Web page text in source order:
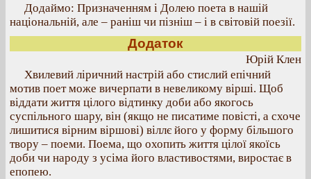
Додаймо: Призначенням і Долею поета в нашій
національній, але – раніш чи пізніш – і в світовій поезії.
Додаток
Юрій Клен
Хвилевий ліричний настрій або стислий епічний
мотив поет може вичерпати в невеликому вірші. Щоб
віддати життя цілого відтинку доби або якогось
суспільного шару, він (якщо не писатиме повісті, а схоче
лишитися вірним віршові) віллє його у форму більшого
твору – поеми. Поема, що охопить життя цілої якоїсь
доби чи народу з усіма його властивостями, виростає в
епопею.